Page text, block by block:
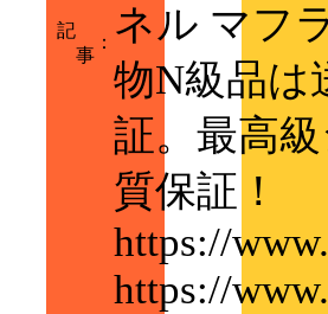
記
事
： ネル マフ
物N級品は
証。最高
質保証！
https://
https://